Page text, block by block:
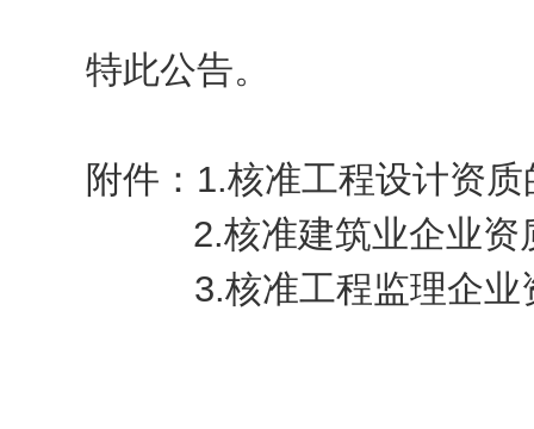
特此公告。
附件：1.核准工程设计资
2.核准建筑业企业资
3.核准工程监理企